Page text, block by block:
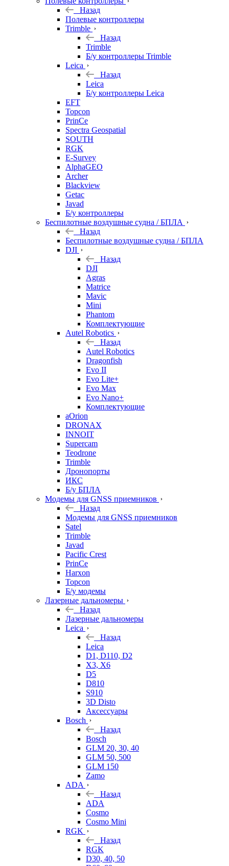
Назад
Полевые контроллеры
Trimble
Назад
Trimble
Б/у контроллеры Trimble
Leica
Назад
Leica
Б/у контроллеры Leica
EFT
Topcon
PrinCe
Spectra Geospatial
SOUTH
RGK
E-Survey
AlphaGEO
Archer
Blackview
Getac
Javad
Б/у контроллеры
Беспилотные воздушные судна / БПЛА
Назад
Беспилотные воздушные судна / БПЛА
DJI
Назад
DJI
Agras
Matrice
Mavic
Mini
Phantom
Комплектующие
Autel Robotics
Назад
Autel Robotics
Dragonfish
Evo II
Evo Lite+
Evo Max
Evo Nano+
Комплектующие
aOrion
DRONAX
INNOIT
Supercam
Teodrone
Trimble
Дронопорты
ИКС
Б/у БПЛА
Модемы для GNSS приемников
Назад
Модемы для GNSS приемников
Satel
Trimble
Javad
Pacific Crest
PrinCe
Harxon
Topcon
Б/у модемы
Лазерные дальномеры
Назад
Лазерные дальномеры
Leica
Назад
Leica
D1, D110, D2
X3, X6
D5
D810
S910
3D Disto
Аксессуары
Bosch
Назад
Bosch
GLM 20, 30, 40
GLM 50, 500
GLM 150
Zamo
ADA
Назад
ADA
Cosmo
Cosmo Mini
RGK
Назад
RGK
D30, 40, 50